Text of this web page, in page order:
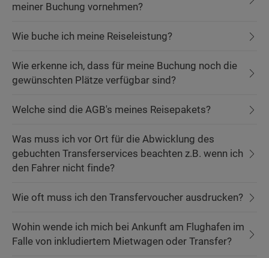
meiner Buchung vornehmen?
Wie buche ich meine Reiseleistung?
Wie erkenne ich, dass für meine Buchung noch die
gewünschten Plätze verfügbar sind?
Welche sind die AGB's meines Reisepakets?
Was muss ich vor Ort für die Abwicklung des
gebuchten Transferservices beachten z.B. wenn ich
den Fahrer nicht finde?
Wie oft muss ich den Transfervoucher ausdrucken?
Wohin wende ich mich bei Ankunft am Flughafen im
Falle von inkludiertem Mietwagen oder Transfer?